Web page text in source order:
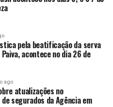
pela beatificação da serva
acontece no dia 26 de
ago
atualizações no
segurados da Agência em